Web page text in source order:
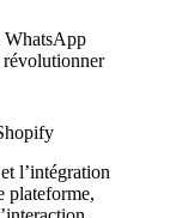
WhatsApp
révolutionner
l’intégration
plateforme,